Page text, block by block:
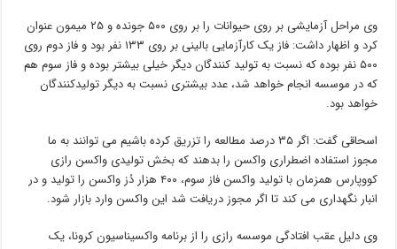
وی مراحل آزمایشی بر روی حیوانات را بر روی ۵۰۰ جونده و ۲۵ میمون عنوان
کرد و اظهار داشت: فاز یک کارآزمایی بالینی بر روی ۱۳۳ نفر بود و فاز دوم روی
۵۰۰ نفر بوده که نسبت به تولید کنندگان دیگر خیلی بیشتر بوده و فاز سوم هم
که در موسسه انجام خواهد شد، عدد بیشتری نسبت به دیگر تولیدکنندگان
خواهد بود.
اسحاقی گفت: اگر ۳۵ درصد مطالعه را تزریق کرده باشیم می توانند به ما
مجوز استفاده اضطراری واکسن را بدهند که بخش تولیدی واکسن رازی
کووپارس همزمان با تولید واکسن فاز سوم، ۴۰۰ هزار دُز واکسن را تولید و در
انبار نگهداری می کند تا اگر مجوز دریافت شد این واکسن وارد بازار شود.
وی دلیل عقب افتادگی موسسه رازی را از برنامه واکسیناسیون کرونا، یک